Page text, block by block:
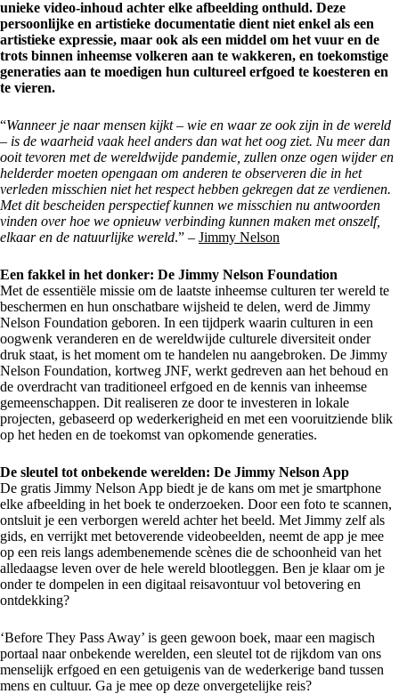
unieke video-inhoud achter elke afbeelding onthuld. Deze
persoonlijke en artistieke documentatie dient niet enkel als een
artistieke expressie, maar ook als een middel om het vuur en de
trots binnen inheemse volkeren aan te wakkeren, en toekomstige
generaties aan te moedigen hun cultureel erfgoed te koesteren en
te vieren.
“Wanneer je naar mensen kijkt – wie en waar ze ook zijn in de wereld
– is de waarheid vaak heel anders dan wat het oog ziet. Nu meer dan
ooit tevoren met de wereldwijde pandemie, zullen onze ogen wijder en
helderder moeten opengaan om anderen te observeren die in het
verleden misschien niet het respect hebben gekregen dat ze verdienen.
Met dit bescheiden perspectief kunnen we misschien nu antwoorden
vinden over hoe we opnieuw verbinding kunnen maken met onszelf,
elkaar en de natuurlijke wereld.” – Jimmy Nelson
Een fakkel in het donker: De Jimmy Nelson Foundation
Met de essentiële missie om de laatste inheemse culturen ter wereld te
beschermen en hun onschatbare wijsheid te delen, werd de Jimmy
Nelson Foundation geboren. In een tijdperk waarin culturen in een
oogwenk veranderen en de wereldwijde culturele diversiteit onder
druk staat, is het moment om te handelen nu aangebroken. De Jimmy
Nelson Foundation, kortweg JNF, werkt gedreven aan het behoud en
de overdracht van traditioneel erfgoed en de kennis van inheemse
gemeenschappen. Dit realiseren ze door te investeren in lokale
projecten, gebaseerd op wederkerigheid en met een vooruitziende blik
op het heden en de toekomst van opkomende generaties.
De sleutel tot onbekende werelden: De Jimmy Nelson App
De gratis Jimmy Nelson App biedt je de kans om met je smartphone
elke afbeelding in het boek te onderzoeken. Door een foto te scannen,
ontsluit je een verborgen wereld achter het beeld. Met Jimmy zelf als
gids, en verrijkt met betoverende videobeelden, neemt de app je mee
op een reis langs adembenemende scènes die de schoonheid van het
alledaagse leven over de hele wereld blootleggen. Ben je klaar om je
onder te dompelen in een digitaal reisavontuur vol betovering en
ontdekking?
‘Before They Pass Away’ is geen gewoon boek, maar een magisch
portaal naar onbekende werelden, een sleutel tot de rijkdom van ons
menselijk erfgoed en een getuigenis van de wederkerige band tussen
mens en cultuur. Ga je mee op deze onvergetelijke reis?